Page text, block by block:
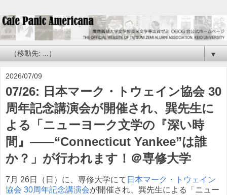
▼
2026/07/09
07/26: 日本マーク・トウェイン協会 30
周年記念講演会が開催され、巽先生に
よる「ニューヨーク文学の『深い時
間』――“Connecticut Yankee”は誰
か？」が行われます！＠専修大学
7月 26日（日）に、専修大学にて 日本マーク・トウェイン
協会 30周年記念講演会が開催され、巽先生による「ニュー